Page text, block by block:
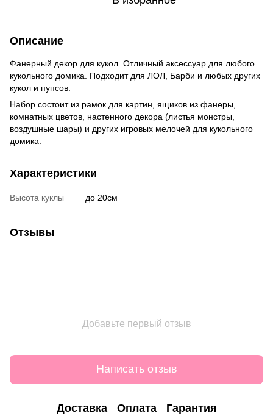
Описание
Фанерный декор для кукол. Отличный аксессуар для любого
кукольного домика. Подходит для ЛОЛ, Барби и любых других
кукол и пупсов.
Набор состоит из рамок для картин, ящиков из фанеры,
комнатных цветов, настенного декора (листья монстры,
воздушные шары) и других игровых мелочей для кукольного
домика.
Характеристики
Высота куклы до 20см
Отзывы
Добавьте первый отзыв
Написать отзыв
Доставка Оплата Гарантия